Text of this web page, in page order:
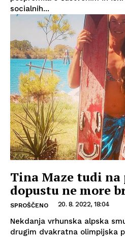
socialnih...
Tina Maze tudi na
dopustu ne more
SPROŠČENO 20. 8. 2022, 18:04
Nekdanja vrhunska alpska
drugim dvakratna olimpijska